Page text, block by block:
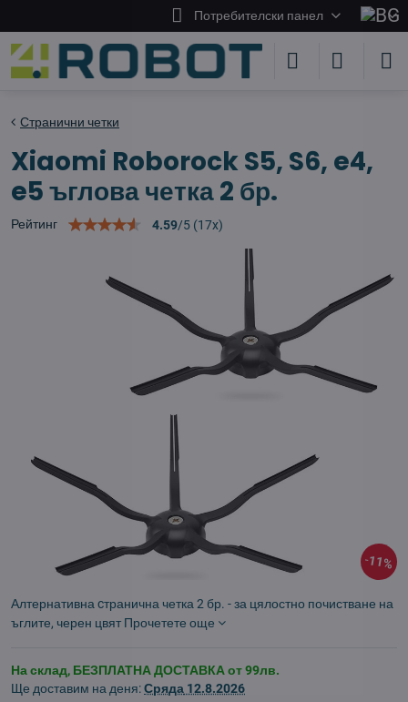
Потребителски панел
11%
Странични четки
Xiaomi Roborock S5, S6, e4,
e5 ъглова четка 2 бр.
Рейтинг 4.59/5 (17x)
Алтернативна cтранична четка 2 бр. - за цялостно почистване на
ъглите, черен цвят Прочетете още
На склад, БЕЗПЛАТНА ДОСТАВКА от 99лв.
Ще доставим на деня:Сряда 12.8.2026